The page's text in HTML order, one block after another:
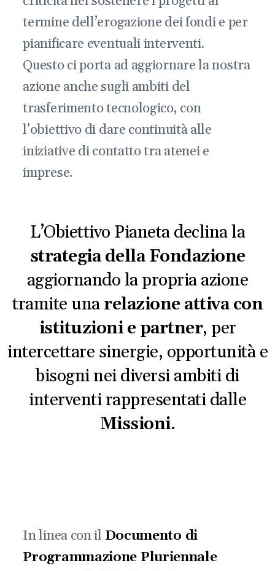
termine dell’erogazione dei fondi e per
pianificare eventuali interventi.
Questo ci porta ad aggiornare la nostra
azione anche sugli ambiti del
trasferimento tecnologico, con
l’obiettivo di dare continuità alle
iniziative di contatto tra atenei e
imprese.
L’Obiettivo Pianeta declina la
strategia della Fondazione
aggiornando la propria azione
tramite unarelazione attiva con
istituzioni e partner, per
intercettare sinergie, opportunità e
bisogni nei diversi ambiti di
interventi rappresentati dalle
Missioni.
In linea con il Documento di
Programmazione Pluriennale